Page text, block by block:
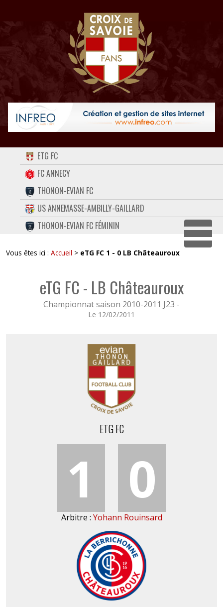
ACCUEIL
FORUM
CONTACT
FACEBOOK
TWITTER
INSTAGRAM
ETG FC
FC ANNECY
THONON-EVIAN FC
US ANNEMASSE-AMBILLY-GAILLARD
THONON-EVIAN FC FÉMININ
Vous êtes ici : Accueil > eTG FC 1 - 0 LB Châteauroux
eTG FC - LB Châteauroux
Championnat saison 2010-2011 J23 -
Le 12/02/2011
ETG FC
1 0
Arbitre : Yohann Rouinsard